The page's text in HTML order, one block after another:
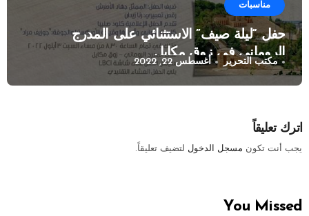
مناسبات
حفل “ليلة صيف” الاستثنائي على المدرج
الروماني في زوق مكايل
مكتب التحرير أغسطس 22, 2022
اترك تعليقاً
يجب أنت تكون مسجل الدخول لتضيف تعليقاً.
You Missed